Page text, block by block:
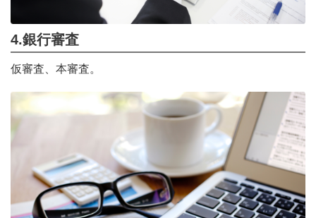
4.銀行審査
仮審査、本審査。